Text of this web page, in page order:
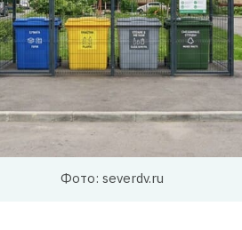
Фото: severdv.ru